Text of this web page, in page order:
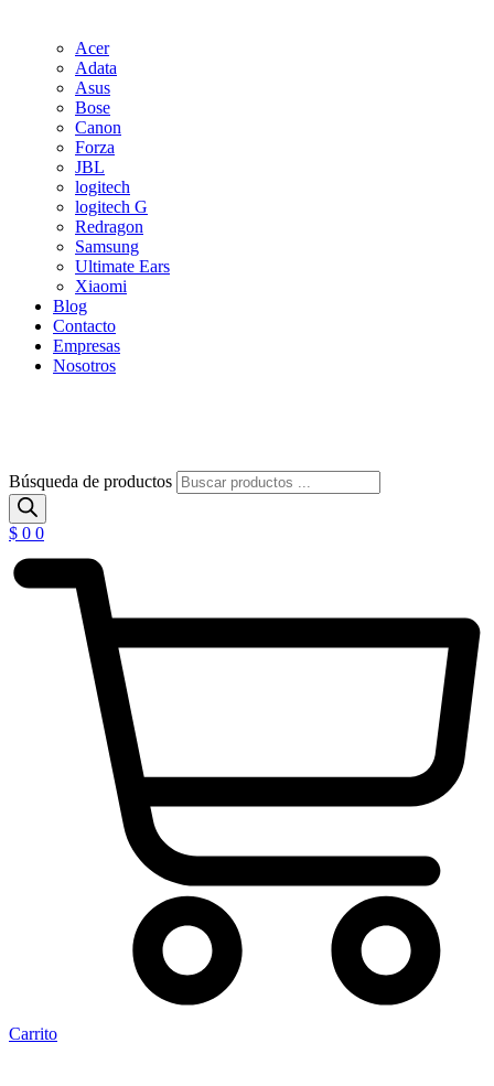
Acer
Adata
Asus
Bose
Canon
Forza
JBL
logitech
logitech G
Redragon
Samsung
Ultimate Ears
Xiaomi
Blog
Contacto
Empresas
Nosotros
Búsqueda de productos
$ 0 0
Carrito